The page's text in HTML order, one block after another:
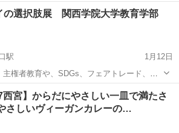
の選択肢展 関西学院大学教育学部
駅
1月12日
権者教育や、SDGs、フェアトレード、ア
業では教わらないことを私たちと一緒に考
でも楽しめる体験ベースでのワークショップ
学教育学...
北口駅 ワークショップ
西宮】からだにやさしい一皿で満たさ
る やさしいヴィーガンカレーの…